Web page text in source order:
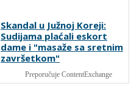
Predsjednik FIFA-e negira